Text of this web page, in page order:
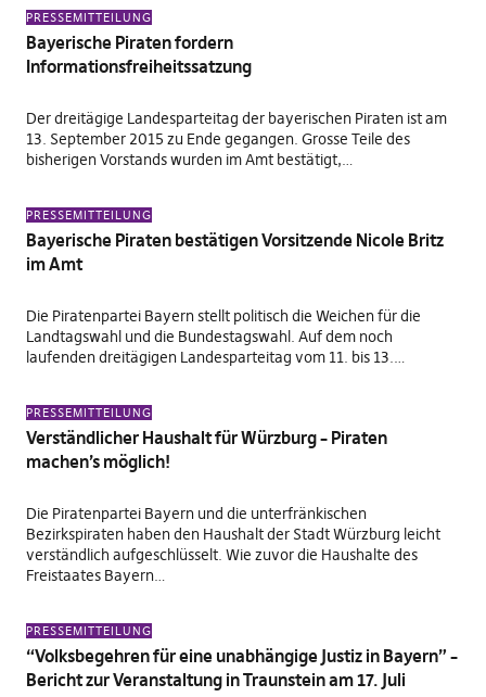
PRESSEMITTEILUNG
Bayerische Piraten fordern
Informationsfreiheitssatzung
Der dreitägige Landesparteitag der bayerischen Piraten ist am
13. September 2015 zu Ende gegangen. Grosse Teile des
bisherigen Vorstands wurden im Amt bestätigt,…
PRESSEMITTEILUNG
Bayerische Piraten bestätigen Vorsitzende Nicole Britz
im Amt
Die Piratenpartei Bayern stellt politisch die Weichen für die
Landtagswahl und die Bundestagswahl. Auf dem noch
laufenden dreitägigen Landesparteitag vom 11. bis 13.…
PRESSEMITTEILUNG
Verständlicher Haushalt für Würzburg – Piraten
machen’s möglich!
Die Piratenpartei Bayern und die unterfränkischen
Bezirkspiraten haben den Haushalt der Stadt Würzburg leicht
verständlich aufgeschlüsselt. Wie zuvor die Haushalte des
Freistaates Bayern…
PRESSEMITTEILUNG
“Volksbegehren für eine unabhängige Justiz in Bayern” –
Bericht zur Veranstaltung in Traunstein am 17. Juli